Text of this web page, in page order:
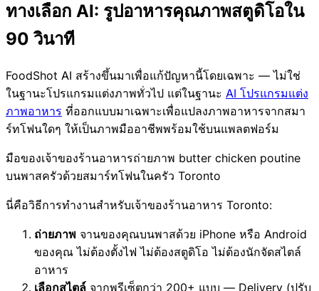
ทางเลือก AI: รูปอาหารคุณภาพสตูดิโอใน
90 วินาที
FoodShot AI สร้างขึ้นมาเพื่อแก้ปัญหานี้โดยเฉพาะ — ไม่ใช่
ในฐานะโปรแกรมแต่งภาพทั่วไป แต่ในฐานะ AI โปรแกรมแต่ง
ภาพอาหาร ที่ออกแบบมาเฉพาะเพื่อแปลงภาพอาหารจากสมา
ร์ทโฟนใดๆ ให้เป็นภาพมืออาชีพพร้อมใช้บนแพลตฟอร์ม
มือของเจ้าของร้านอาหารถ่ายภาพ butter chicken poutine
บนพาสครัวด้วยสมาร์ทโฟนในครัว Toronto
นี่คือวิธีการทำงานสำหรับเจ้าของร้านอาหาร Toronto:
ถ่ายภาพ จานของคุณบนพาสด้วย iPhone หรือ Android
ของคุณ ไม่ต้องตั้งไฟ ไม่ต้องสตูดิโอ ไม่ต้องนักจัดสไตล์
อาหาร
เลือกสไตล์ จากพรีเซ็ตกว่า 200+ แบบ — Delivery (ปรับ